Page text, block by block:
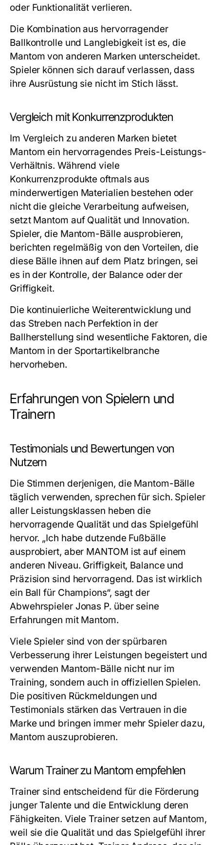
oder Funktionalität verlieren.
Die Kombination aus hervorragender
Ballkontrolle und Langlebigkeit ist es, die
Mantom von anderen Marken unterscheidet.
Spieler können sich darauf verlassen, dass
ihre Ausrüstung sie nicht im Stich lässt.
Vergleich mit Konkurrenzprodukten
Im Vergleich zu anderen Marken bietet
Mantom ein hervorragendes Preis-Leistungs-
Verhältnis. Während viele
Konkurrenzprodukte oftmals aus
minderwertigen Materialien bestehen oder
nicht die gleiche Verarbeitung aufweisen,
setzt Mantom auf Qualität und Innovation.
Spieler, die Mantom-Bälle ausprobieren,
berichten regelmäßig von den Vorteilen, die
diese Bälle ihnen auf dem Platz bringen, sei
es in der Kontrolle, der Balance oder der
Griffigkeit.
Die kontinuierliche Weiterentwicklung und
das Streben nach Perfektion in der
Ballherstellung sind wesentliche Faktoren, die
Mantom in der Sportartikelbranche
hervorheben.
Erfahrungen von Spielern und
Trainern
Testimonials und Bewertungen von
Nutzern
Die Stimmen derjenigen, die Mantom-Bälle
täglich verwenden, sprechen für sich. Spieler
aller Leistungsklassen heben die
hervorragende Qualität und das Spielgefühl
hervor. „Ich habe dutzende Fußbälle
ausprobiert, aber MANTOM ist auf einem
anderen Niveau. Griffigkeit, Balance und
Präzision sind hervorragend. Das ist wirklich
ein Ball für Champions“, sagt der
Abwehrspieler Jonas P. über seine
Erfahrungen mit Mantom.
Viele Spieler sind von der spürbaren
Verbesserung ihrer Leistungen begeistert und
verwenden Mantom-Bälle nicht nur im
Training, sondern auch in offiziellen Spielen.
Die positiven Rückmeldungen und
Testimonials stärken das Vertrauen in die
Marke und bringen immer mehr Spieler dazu,
Mantom auszuprobieren.
Warum Trainer zu Mantom empfehlen
Trainer sind entscheidend für die Förderung
junger Talente und die Entwicklung deren
Fähigkeiten. Viele Trainer setzen auf Mantom,
weil sie die Qualität und das Spielgefühl ihrer